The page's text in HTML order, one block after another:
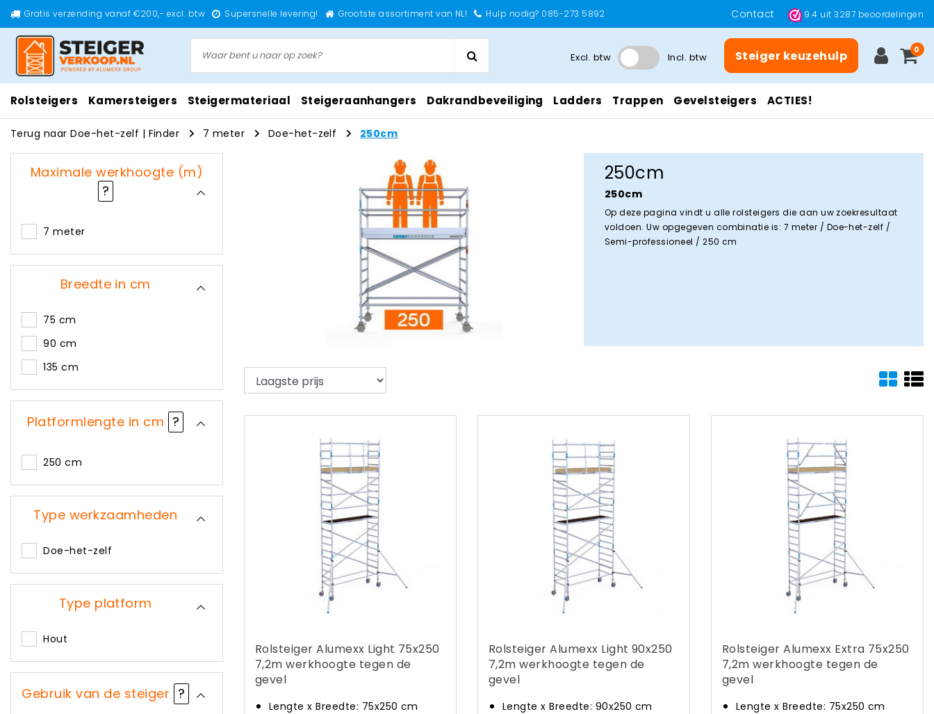
Gratis verzending vanaf €200,- excl. btw Supersnelle levering! Grootste assortiment van NL! Hulp nodig? 085-273 5892 Contact 9.4 uit3287 beoordelingen
Excl. btw Incl. btw Steiger keuzehulp 0
Rolsteigers Kamersteigers Steigermateriaal Steigeraanhangers Dakrandbeveiliging Ladders Trappen Gevelsteigers ACTIES!
Terug naar Doe-het-zelf | Finder 7 meter Doe-het-zelf 250cm
Maximale werkhoogte (m)
?
7 meter
Breedte in cm
75 cm
90 cm
135 cm
Platformlengte in cm ?
250 cm
Type werkzaamheden
Doe-het-zelf
Type platform
Hout
Gebruik van de steiger ?
250cm
250cm
Op deze pagina vindt u alle rolsteigers die aan uw zoekresultaat
voldoen. Uw opgegeven combinatie is: 7 meter / Doe-het-zelf /
Semi-professioneel / 250 cm
Rolsteiger Alumexx Light 75x250
7,2m werkhoogte tegen de
gevel
Lengte x Breedte: 75x250 cm
Rolsteiger Alumexx Light 90x250
7,2m werkhoogte tegen de
gevel
Lengte x Breedte: 90x250 cm
Rolsteiger Alumexx Extra 75x250
7,2m werkhoogte tegen de
gevel
Lengte x Breedte: 75x250 cm